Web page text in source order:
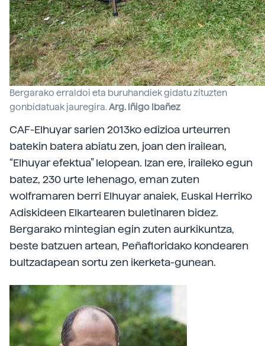
Bergarako erraldoi eta buruhandiek gidatu zituzten
gonbidatuak jauregira.Arg. Iñigo Ibañez
CAF-Elhuyar sarien 2013ko edizioa urteurren
batekin batera abiatu zen, joan den irailean,
“Elhuyar efektua” lelopean. Izan ere, iraileko egun
batez, 230 urte lehenago, eman zuten
wolframaren berri Elhuyar anaiek, Euskal Herriko
Adiskideen Elkartearen buletinaren bidez.
Bergarako mintegian egin zuten aurkikuntza,
beste batzuen artean, Peñafloridako kondearen
bultzadapean sortu zen ikerketa-gunean.